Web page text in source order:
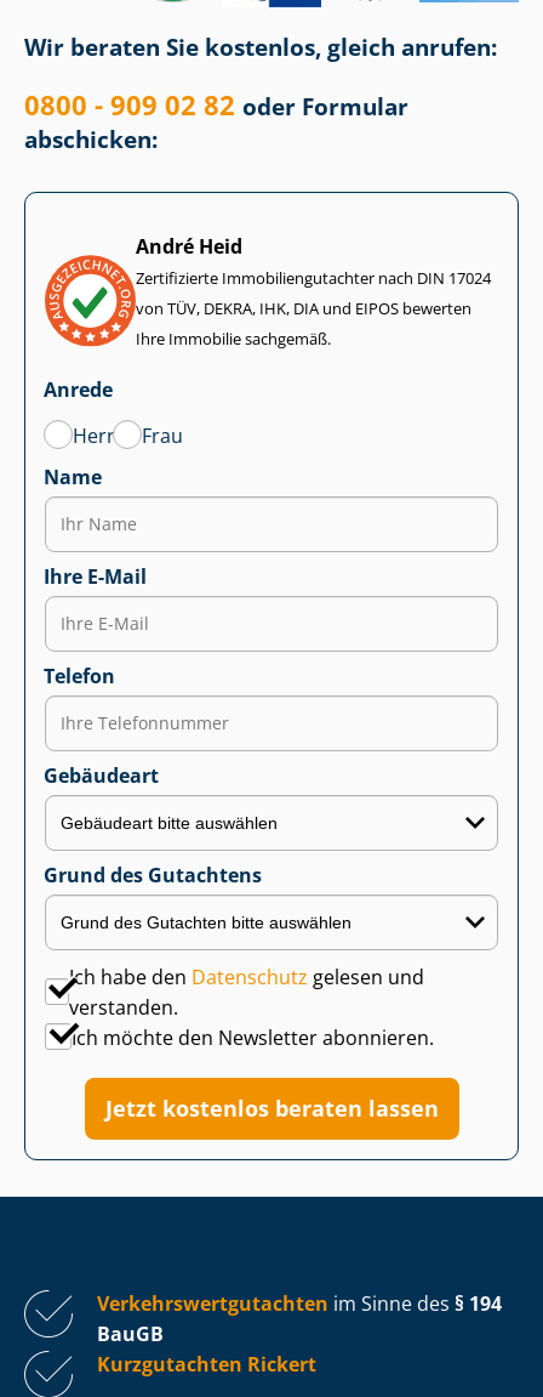
Wir beraten Sie kostenlos, gleich anrufen:
0800 - 909 02 82 oder Formular
abschicken:
André Heid
Zertifizierte Im­mo­bi­li­en­gut­ach­ter nach DIN 17024
von TÜV, DEKRA, IHK, DIA und EIPOS bewerten
Ihre Immobilie sachgemäß.
Anrede
Herr
Frau
Name
Ihre E-Mail
Telefon
Gebäudeart
Grund des Gutachtens
Ich habe den Datenschutz gelesen und
verstanden.
Ich möchte den Newsletter abonnieren.
Jetzt kostenlos beraten lassen
Ver­kehrs­wert­gut­ach­ten im Sinne des § 194
BauGB
Kurzgutachten Rickert